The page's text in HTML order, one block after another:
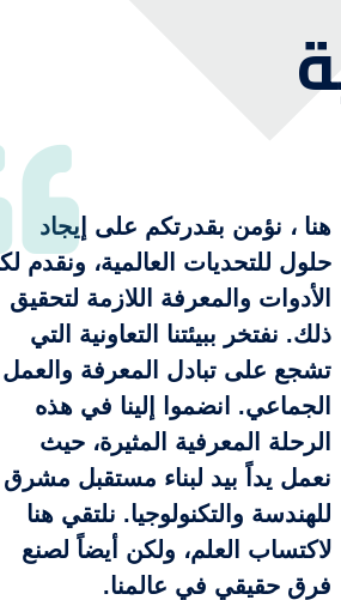
هنا ، نؤمن بقدرتكم على إيجاد
حلول للتحديات العالمية، ونقدم
الأدوات والمعرفة اللازمة لتحقيق
ذلك. نفتخر ببيئتنا التعاونية التي
تشجع على تبادل المعرفة والعمل
الجماعي. انضموا إلينا في هذه
الرحلة المعرفية المثيرة، حيث
نعمل يداً بيد لبناء مستقبل مشرق
للهندسة والتكنولوجيا. نلتقي هنا
لاكتساب العلم، ولكن أيضاً لصنع
فرق حقيقي في عالمنا.